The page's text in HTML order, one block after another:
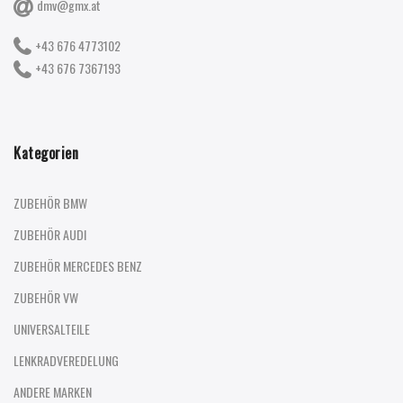
dmv@gmx.at
+43 676 4773102
+43 676 7367193
Kategorien
ZUBEHÖR BMW
ZUBEHÖR AUDI
ZUBEHÖR MERCEDES BENZ
ZUBEHÖR VW
UNIVERSALTEILE
LENKRADVEREDELUNG
ANDERE MARKEN